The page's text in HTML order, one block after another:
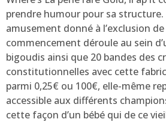
prendre humour pour sa
amusement donné à l’exclusion
commencement déroule au sein
bigoudis ainsi que 20 bandes des
constitutionnelles avec cette
parmi 0,25€ ou 100€, elle-même
accessible aux différents
cette façon d’un bébé qui de ce